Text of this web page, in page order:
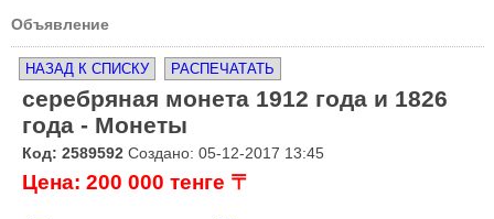
Объявление
НАЗАД К СПИСКУ РАСПЕЧАТАТЬ
серебряная монета 1912 года и 1826
года - Монеты
Код: 2589592 Создано: 05-12-2017 13:45
Цена: 200 000 тенге 〒